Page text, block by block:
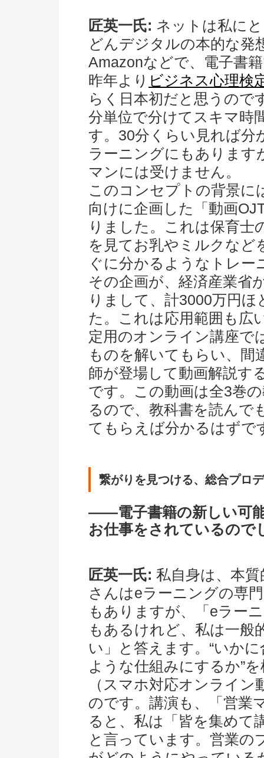
匠英一氏: ネットは私に
どんデジタルの本的な発
Amazonなどで、電子書
昨年より ビジネス心理検
らく日本初だと思うので
分単位で分けてスキマ時
す。30分くらい見れば分
ラーニングにもあります
マンには受けません。
このコンセプトの背景に
向けに企画した「動画
りました。これは保育士
を見てお乳やミルクなど
ぐに分かるようなトレー
その企画が、経済産業省
りまして、計3000万円
た。これは応用範囲も広
定用のオンライン講座で
ものを解いてもらい、間
師が登場して動画解説す
です。この動画は全3巻
るので、教科書を読んで
てもらえば分かるはずで
繋がりを見つける、総合プロ
――電子書籍の新しい可
お仕事をされているので
匠英一氏: 私自身は、本
さんはeラーニングの専
もありますが、「eラー
もあるけれど、私は一般
い」と答えます。“いか
ような仕組みにするか”
（スマホ対応オンライ
のです。講演も、「営業
ると、私は「皆を集めて
と言っています。営業の